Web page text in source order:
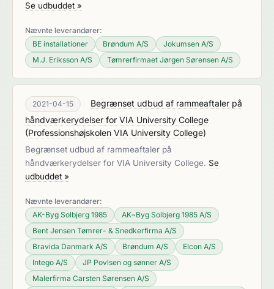
Se udbuddet »
Nævnte leverandører:
BE installationer
Brøndum A/S
Jokumsen A/S
M.J. Eriksson A/S
Tømrerfirmaet Jørgen Sørensen A/S
2021-04-15
Begrænset udbud af rammeaftaler på
håndværkerydelser for VIA University College
(Professionshøjskolen VIA University College)
Begrænset udbud af rammeaftaler på
håndværkerydelser for VIA University College. Se
udbuddet »
Nævnte leverandører:
AK-Byg Solbjerg 1985
AK¬Byg Solbjerg 1985 A/S
Bent Jensen Tømrer- & Snedkerfirma A/S
Bravida Danmark A/S
Brøndum A/S
Elcon A/S
Intego A/S
JP Povlsen og sønner A/S
Malerfirma Carsten Sørensen A/S